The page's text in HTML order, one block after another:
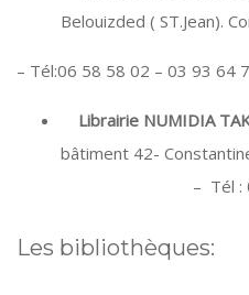
Belouizded ( ST.Jean).
– Tél:06 58 58 02 – 03 93 64
Librairie NUMIDIA
bâtiment
– Tél : 07 73
Les bibliothèques: